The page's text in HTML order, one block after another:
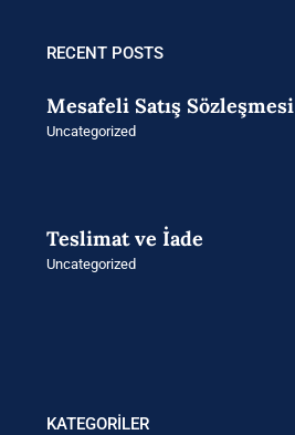
RECENT POSTS
Mesafeli Satış Sözleşmesi
Uncategorized
Teslimat ve İade
Uncategorized
KATEGORİLER